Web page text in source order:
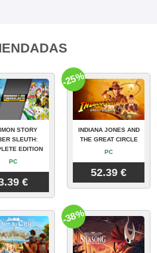
STORY
SLEUTH:
EDITION
PC
€
INDIANA JONES AND
THE GREAT CIRCLE
PC
52.39 €
-25%
-38%